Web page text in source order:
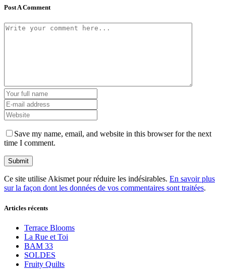
Post A Comment
Save my name, email, and website in this browser for the next
time I comment.
Ce site utilise Akismet pour réduire les indésirables. En savoir plus
sur la façon dont les données de vos commentaires sont traitées.
Articles récents
Terrace Blooms
La Rue et Toi
BAM 33
SOLDES
Fruity Quilts